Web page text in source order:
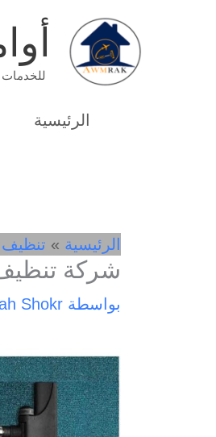
للخدمات
الرئيسية
الرئيسية تنظيف
شركة
بواسطة Shokr